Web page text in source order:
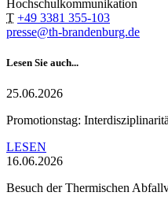
Hochschulkommunikation
T +49 3381 355-103
presse@th-brandenburg.de
Lesen Sie auch...
25.06.2026
Promotionstag:
LESEN
16.06.2026
Besuch der Thermischen